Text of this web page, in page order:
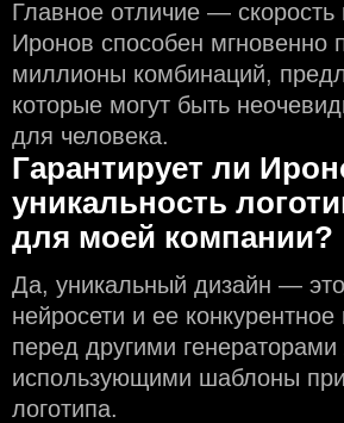
Главное отличие —
Иронов способен мгновенно
миллионы комбинаций,
которые могут быть
для человека.
Гарантирует ли
уникальность
для моей компании?
Да, уникальный дизайн —
нейросети и еe
перед другими генераторами
использующими шаблоны
логотипа.